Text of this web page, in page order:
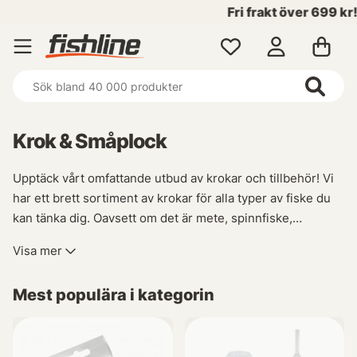
Fri frakt över 699 kr!
Krok & Småplock
Upptäck vårt omfattande utbud av krokar och tillbehör! Vi
har ett brett sortiment av krokar för alla typer av fiske du
kan tänka dig. Oavsett om det är mete, spinnfiske,
kommer du att hitta allt i denna fantastiska kategori!
Dessutom erbjuder vi även olika tillbehör som vikter,
behöver för att vara helt redo inför din nästa fisketur.
Visa mer
Mest populära i kategorin